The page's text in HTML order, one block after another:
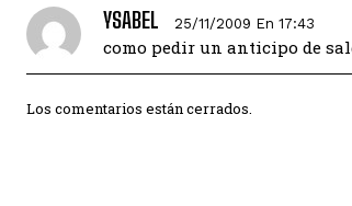
YSABEL
25/11/2009 En 17:43
como pedir un anticipo de
Los comentarios están cerrados.